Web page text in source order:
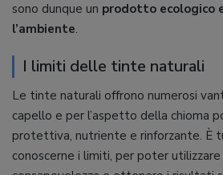
sono dunque un prodotto ecologico
l’ambiente.
I limiti delle tinte naturali
Le tinte naturali offrono numerosi
capello e per l’aspetto della chioma
protettiva, nutriente e rinforzante. È
conoscerne i limiti, per poter